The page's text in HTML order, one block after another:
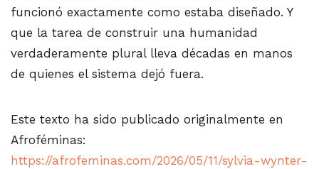
funcionó exactamente como estaba diseñado. Y
que la tarea de construir una humanidad
verdaderamente plural lleva décadas en manos
de quienes el sistema dejó fuera.
Este texto ha sido publicado originalmente en
Afroféminas:
https://afrofeminas.com/2026/05/11/sylvia-wynter-